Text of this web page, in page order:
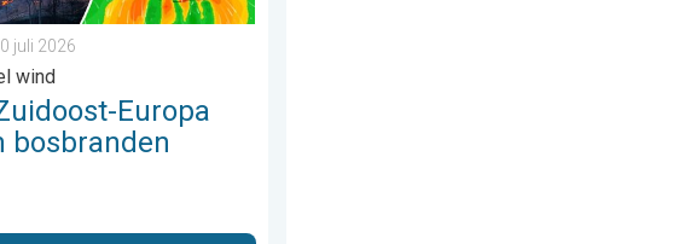
juli 2026
wind
Europa
bosbranden